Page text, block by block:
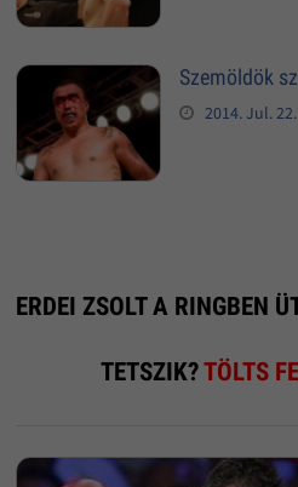
Szemöldök
2014. Jul. 22.
ERDEI ZSOLT A RINGBEN
TETSZIK?TÖLTS